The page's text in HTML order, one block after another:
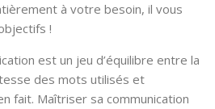
à votre besoin, il vous
!
est un jeu d’équilibre entre la
des mots utilisés et
fait. Maîtriser sa communication